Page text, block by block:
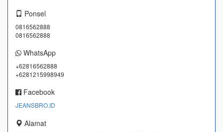
Ponsel
0816562888
0816562888
WhatsApp
+62816562888
+6281215998949
Facebook
JEANSBRO.ID
Alamat